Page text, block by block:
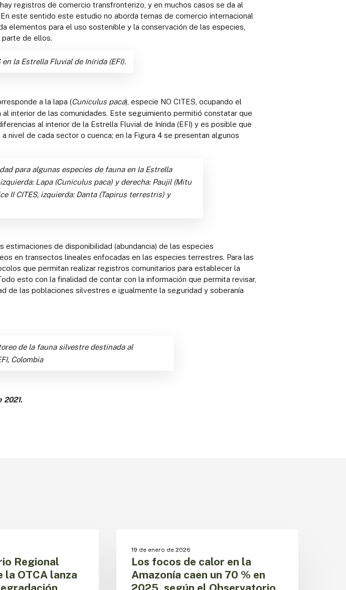
hay registros de comercio transfronterizo, y en muchos casos se da al
este sentido este estudio no aborda temas de comercio internacional
elementos para el uso sostenible y la conservación de las especies,
parte de ellos.
la Estrella Fluvial de Inírida (EFI).
a la lapa (Cuniculus paca), especie NO CITES, ocupando el
interior de las comunidades. Este seguimiento permitió constatar que
al interior de la Estrella Fluvial de Inírida (EFI) y es posible que
nivel de cada sector o cuenca; en la Figura 4 se presentan algunos
para algunas especies de fauna en la Estrella
Lapa (Cuniculus paca) y derecha: Paujil (Mitu
II CITES, izquierda: Danta (Tapirus terrestris) y
de disponibilidad (abundancia) de las especies
en transectos lineales enfocadas en las especies terrestres. Para las
que permitan realizar registros comunitarios para establecer la
esto con la finalidad de contar con la información que permita revisar,
de las poblaciones silvestres e igualmente la seguridad y soberanía
de la fauna silvestre destinada al
Colombia
2021.
Regional
la OTCA lanza
calor
19 de enero de 2026
Los focos de calor en la
Amazonía caen un 70 % en